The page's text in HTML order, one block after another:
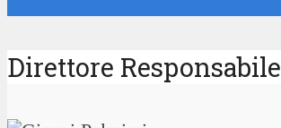
Direttore Responsabile